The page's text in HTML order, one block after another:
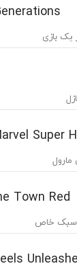
بازی
Super
مارول
Town Red
سبک خاص